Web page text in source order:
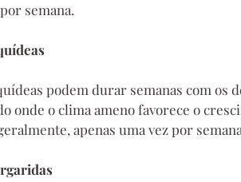
semana.
podem durar semanas com os
onde o clima ameno favorece o
apenas uma vez por